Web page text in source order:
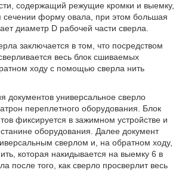
содержащий режущие кромки и выемку,
сечении форму овала, при этом большая
диаметр D рабочей части сверла.
заключается в том, что посредством
весь блок сшиваемых
ходу с помощью сверла нить
документов универсальное сверло
переплетного оборудования. Блок
фиксируется в зажимном устройстве и
оборудования. Далее документ
сверлом и, на обратном ходу,
которая накидывается на выемку 6 в
после того, как сверло просверлит весь